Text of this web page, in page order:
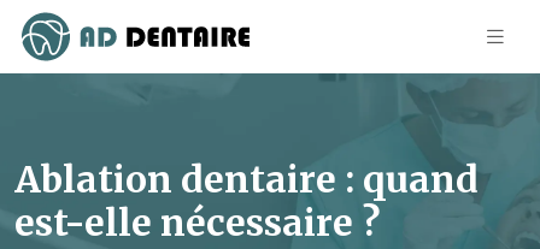
Ablation dentaire : quand
est-elle nécessaire ?